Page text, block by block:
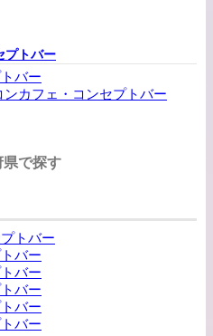
プトバー
バー
カフェ・コンセプトバー
県で探す
トバー
バー
バー
バー
バー
バー